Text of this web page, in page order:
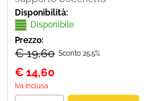
Disponibilità:
Disponibile
Prezzo:
€ 19,60 Sconto 25.5%
€ 14,60
Iva inclusa